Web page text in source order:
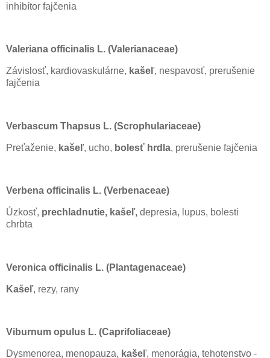
inhibítor fajčenia
Valeriana officinalis L. (Valerianaceae)
Závislosť, kardiovaskulárne, kašeľ, nespavosť, prerušenie
fajčenia
Verbascum Thapsus L. (Scrophulariaceae)
Preťaženie, kašeľ, ucho, bolesť hrdla, prerušenie fajčenia
Verbena officinalis L. (Verbenaceae)
Úzkosť, prechladnutie, kašeľ, depresia, lupus, bolesti
chrbta
Veronica officinalis L. (Plantagenaceae)
Kašeľ, rezy, rany
Viburnum opulus L. (Caprifoliaceae)
Dysmenorea, menopauza, kašeľ, menorágia, tehotenstvo -